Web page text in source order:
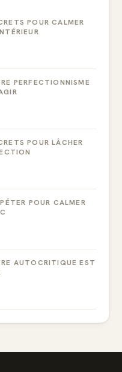
POUR CALMER
PERFECTIONNISME
POUR LÂCHER
POUR CALMER
AUTOCRITIQUE EST